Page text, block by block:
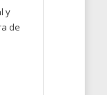
y
de